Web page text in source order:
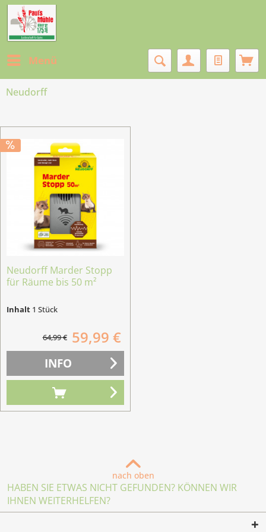
Menü
Neudorff
Neudorff Marder Stopp
für Räume bis 50 m²
Inhalt 1 Stück
64,99 € 59,99 €
INFO
nach oben
HABEN SIE ETWAS NICHT GEFUNDEN? KÖNNEN WIR
IHNEN WEITERHELFEN?